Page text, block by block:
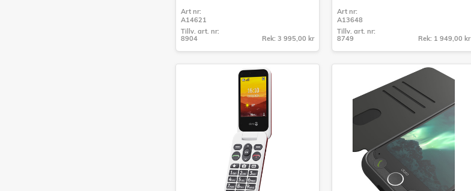
Art nr:
A14621
8904
Tillv. art. nr:
8904
Rek: 3 995,00 kr
Art nr:
A13648
8749
Tillv. art. nr:
8749
Rek: 1 949,00 kr